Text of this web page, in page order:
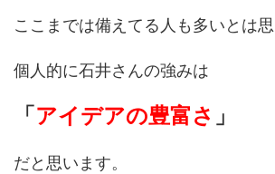
ここまでは備えてる人も多いとは思
個人的に石井さんの強みは
「アイデアの豊富さ 」
だと思います。